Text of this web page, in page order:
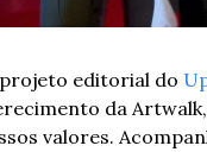
editorial do
da
valores.